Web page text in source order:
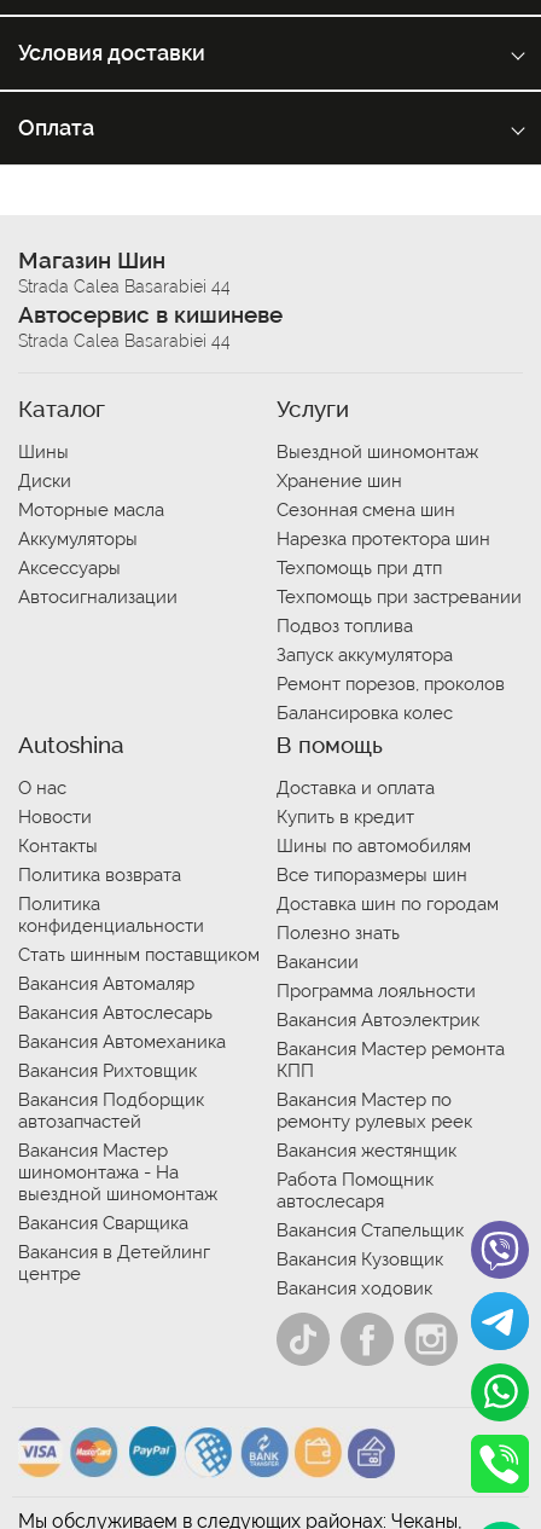
Условия доставки
Оплата
Магазин Шин
Strada Calea Basarabiei 44
Автосервис в кишиневе
Strada Calea Basarabiei 44
Каталог
Шины
Диски
Моторные масла
Аккумуляторы
Аксессуары
Автосигнализации
Услуги
Выездной шиномонтаж
Хранение шин
Сезонная смена шин
Нарезка протектора шин
Техпомощь при дтп
Техпомощь при застревании
Подвоз топлива
Запуск аккумулятора
Ремонт порезов, проколов
Балансировка колес
Autoshina
О нас
Новости
Контакты
Политика возврата
Политика
конфиденциальности
Стать шинным поставщиком
Вакансия Автомаляр
Вакансия Автослесарь
Вакансия Автомеханика
Вакансия Рихтовщик
Вакансия Подборщик
автозапчастей
Вакансия Мастер
шиномонтажа - На
выездной шиномонтаж
Вакансия Сварщика
Вакансия в Детейлинг
центре
В помощь
Доставка и оплата
Купить в кредит
Шины по автомобилям
Все типоразмеры шин
Доставка шин по городам
Полезно знать
Вакансии
Программа лояльности
Вакансия Автоэлектрик
Вакансия Мастер ремонта
КПП
Вакансия Мастер по
ремонту рулевых реек
Вакансия жестянщик
Работа Помощник
автослесаря
Вакансия Стапельщик
Вакансия Кузовщик
Вакансия ходовик
Мы обслуживаем в следующих районах: Чеканы,